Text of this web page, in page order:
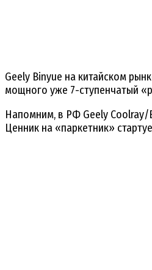
Geely Binyue на китайском
мощного уже 7-ступенчатый
Напомним, в РФ Geely Coolray/
Ценник на «паркетник»